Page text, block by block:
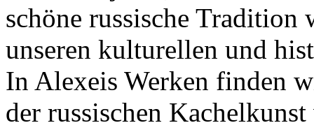
schöne russische Tradition
unseren kulturellen und
In Alexeis Werken finden
der russischen